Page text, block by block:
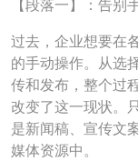
【段落一】：告别
过去，企业想要在
的手动操作。从选
传和发布，整个过
改变了这一现状。
是新闻稿、宣传文
媒体资源中。